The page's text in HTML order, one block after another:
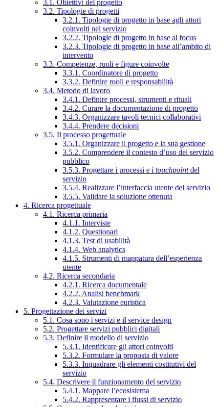
3.1. Obiettivi del progetto
3.2. Tipologie di progetti
3.2.1. Tipologie di progetto in base agli attori
coinvolti nel servizio
3.2.2. Tipologie di progetto in base al focus
3.2.3. Tipologie di progetto in base all’ambito di
intervento
3.3. Competenze, ruoli e figure coinvolte
3.3.1. Coordinatore di progetto
3.3.2. Definire ruoli e responsabilità
3.4. Metodo di lavoro
3.4.1. Definire processi, strumenti e rituali
3.4.2. Curare la documentazione di progetto
3.4.3. Organizzare tavoli tecnici collaborativi
3.4.4. Prendere decisioni
3.5. Il processo progettuale
3.5.1. Organizzare il progetto e la sua gestione
3.5.2. Comprendere il contesto d’uso del servizio
pubblico
3.5.3. Progettare i processi e i touchpointdel
servizio
3.5.4. Realizzare l’interfaccia utente del servizio
3.5.5. Validare la soluzione ottenuta
4. Ricerca progettuale
4.1. Ricerca primaria
4.1.1. Interviste
4.1.2. Questionari
4.1.3. Test di usabilità
4.1.4. Web analytics
4.1.5. Strumenti di mappatura dell’esperienza
utente
4.2. Ricerca secondaria
4.2.1. Ricerca documentale
4.2.2. Analisi benchmark
4.2.3. Valutazione euristica
5. Progettazione dei servizi
5.1. Cosa sono i servizi e il service design
5.2. Progettare servizi pubblici digitali
5.3. Definire il modello di servizio
5.3.1. Identificare gli attori coinvolti
5.3.2. Formulare la proposta di valore
5.3.3. Inquadrare gli elementi costitutivi del
servizio
5.4. Descrivere il funzionamento del servizio
5.4.1. Mappare l’ecosistema
5.4.2. Rappresentare i flussi di servizio